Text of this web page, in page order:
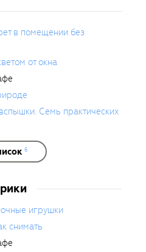
в помещении без
от окна
Семь практических
6
игрушки
снимать